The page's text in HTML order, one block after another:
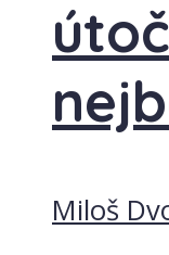
Miloš